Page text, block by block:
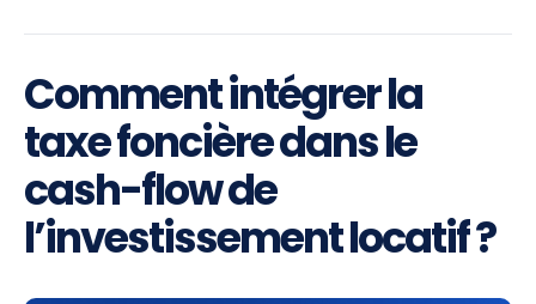
Comment intégrer la
taxe foncière dans le
cash-flow de
l’investissement locatif ?